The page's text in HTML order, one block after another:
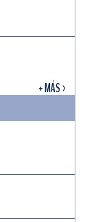
+ MÁS >